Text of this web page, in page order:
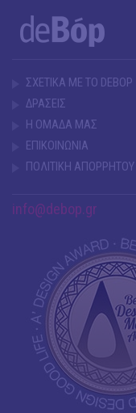
ΣΧΕΤΙΚΑ ΜΕ ΤΟ DEBOP
ΔΡΑΣΕΙΣ
Η ΟΜΑΔΑ ΜΑΣ
ΕΠΙΚΟΙΝΩΝΙΑ
ΠΟΛΙΤΙΚΗ ΑΠΟΡΡΗΤΟΥ
info@debop.gr